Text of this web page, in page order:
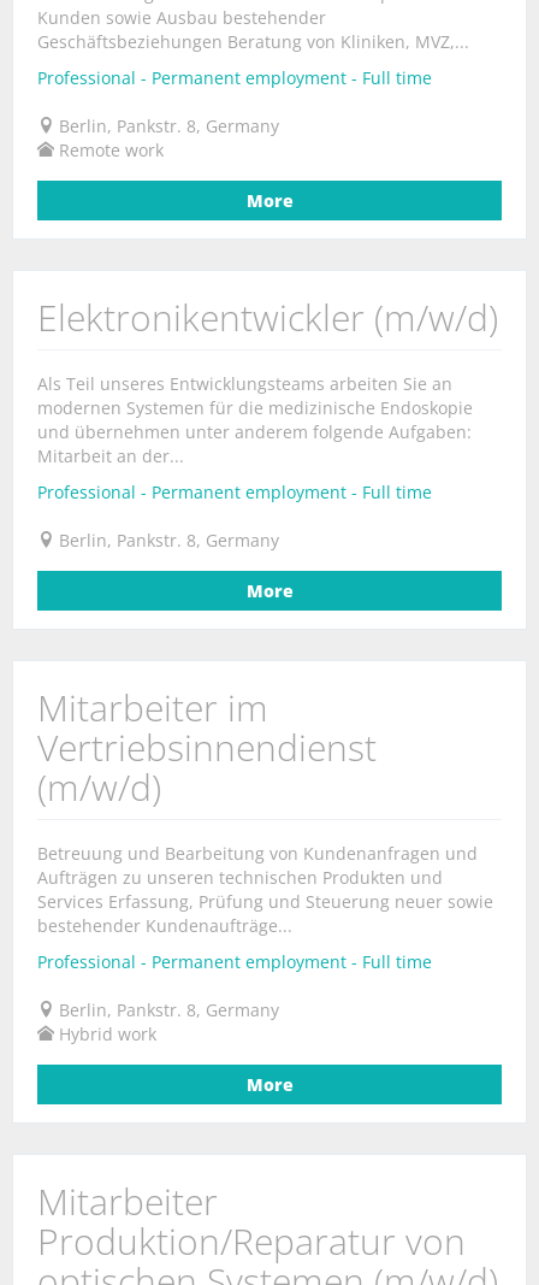
Kunden sowie Ausbau bestehender
Geschäftsbeziehungen Beratung von Kliniken, MVZ,...
Professional - Permanent employment - Full time
Berlin, Pankstr. 8, Germany
Remote work
More
Elektronikentwickler (m/w/d)
Als Teil unseres Entwicklungsteams arbeiten Sie an
modernen Systemen für die medizinische Endoskopie
und übernehmen unter anderem folgende Aufgaben:
Mitarbeit an der...
Professional - Permanent employment - Full time
Berlin, Pankstr. 8, Germany
More
Mitarbeiter im
Vertriebsinnendienst
(m/w/d)
Betreuung und Bearbeitung von Kundenanfragen und
Aufträgen zu unseren technischen Produkten und
Services Erfassung, Prüfung und Steuerung neuer sowie
bestehender Kundenaufträge...
Professional - Permanent employment - Full time
Berlin, Pankstr. 8, Germany
Hybrid work
More
Mitarbeiter
Produktion/Reparatur von